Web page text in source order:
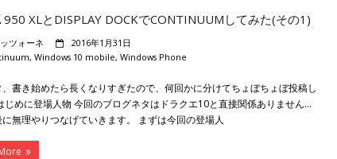
950 XLとDISPLAY DOCKでCONTINUUMしてみた(その1)
ツォーネ
2016年1月31日
,Windows 10 mobile,Windows Phone
、書き始めたら長くなりすぎたので、何回かに分けてちょぼちょぼ投稿し
じめに登場人物 今回のブログネタはドラクエ10と直接関係ありません…
無理やりつなげていきます。 まずは今回の登場人